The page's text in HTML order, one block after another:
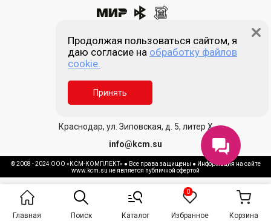
8 (861) 205-00-77
Звонок бесплатный
Пн-пт 9:00 - 18:00
Сб, Вс - выходной
Краснодар, ул. Зиповская, д. 5, литер Х
info@kcm.su
© 2008 - 2024 ООО «КСМ-КОМПЛЕКТ» ● Все права защищены ● Информация на сайте
www.kcm.su не является публичной офертой
Главная Поиск Каталог Избранное Корзина
Продолжая пользоваться сайтом, я
даю согласие на обработку файлов
cookie.
Принять